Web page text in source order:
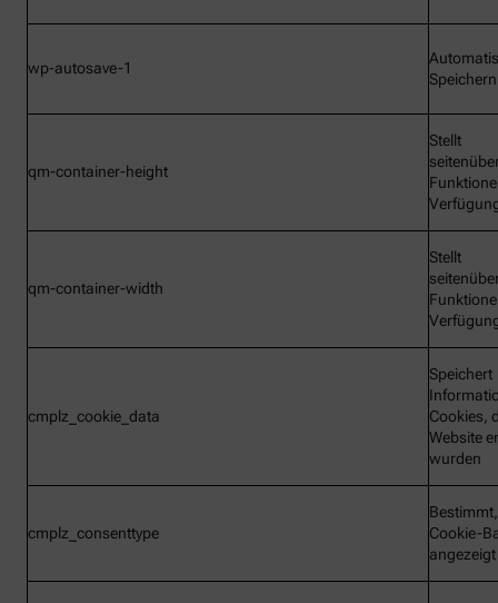
wp-autosave-1
Speichern
qm-container-height
Stellt
qm-container-width
Stellt
cmplz_cookie_data
Speichert
Cookies,
Website
wurden
cmplz_consenttype
Cookie-